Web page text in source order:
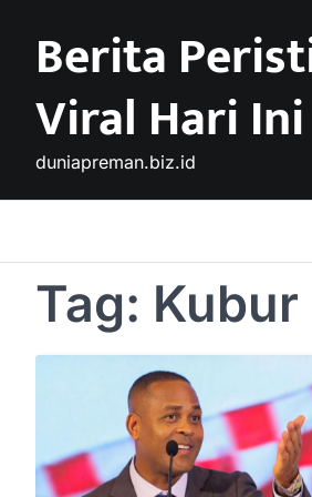
contentBerita
Viral Hari Ini
duniapreman.biz.id
Tag: Kubur